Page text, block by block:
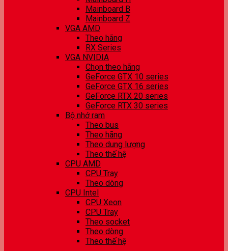
Mainboard B
Mainboard Z
VGA AMD
Theo hãng
RX Series
VGA NVIDIA
Chọn theo hãng
GeForce GTX 10 series
GeForce GTX 16 series
GeForce RTX 20 series
GeForce RTX 30 series
Bộ nhớ ram
Theo bus
Theo hãng
Theo dung lượng
Theo thế hệ
CPU AMD
CPU Tray
Theo dòng
CPU Intel
CPU Xeon
CPU Tray
Theo socket
Theo dòng
Theo thế hệ